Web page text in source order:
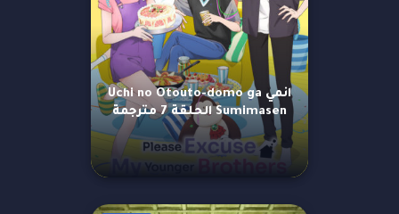
انمي Uchi no Otouto-domo ga
Sumimasen الحلقة 7 مترجمة